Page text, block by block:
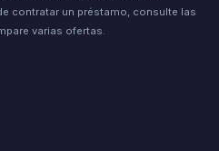
contratar un préstamo, consulte las
varias ofertas.